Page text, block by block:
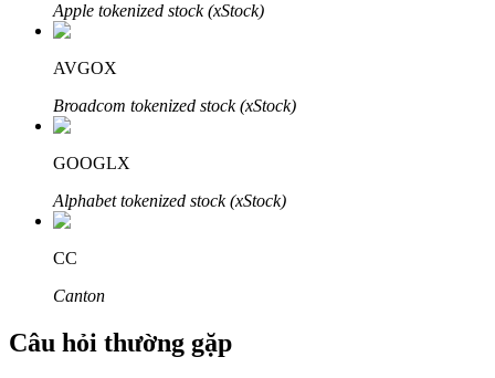
Đối tác Bitrue
Đối tác Bitrue
Lên đến 65% hoa hồng!
Apple tokenized stock (xStock)
AVGOX
Broadcom tokenized stock (xStock)
GOOGLX
Alphabet tokenized stock (xStock)
CC
Canton
Câu hỏi thường gặp